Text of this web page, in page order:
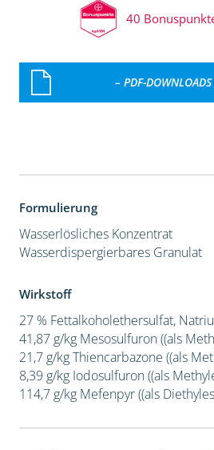
40
– PDF-
Formulierung
Wasserlösliches Konzentrat
Wasserdispergierbares Granulat
Wirkstoff
27 % Fettalkoholethersulfat,
41,87 g/kg Mesosulfuron ((als
21,7 g/kg Thiencarbazone ((als
8,39 g/kg Iodosulfuron ((als
114,7 g/kg Mefenpyr ((als